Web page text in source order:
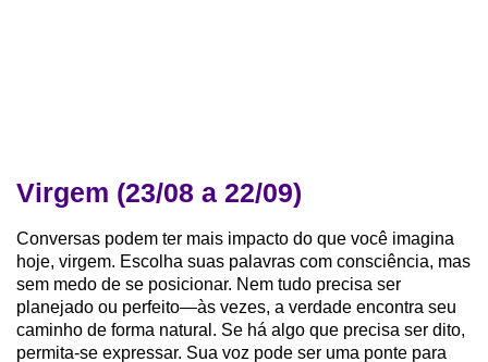
Virgem (23/08 a 22/09)
Conversas podem ter mais impacto do que você imagina
hoje, virgem. Escolha suas palavras com consciência, mas
sem medo de se posicionar. Nem tudo precisa ser
planejado ou perfeito—às vezes, a verdade encontra seu
caminho de forma natural. Se há algo que precisa ser dito,
permita-se expressar. Sua voz pode ser uma ponte para